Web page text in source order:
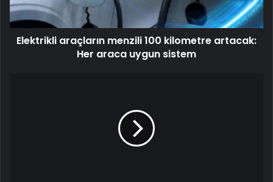
Elektrikli araçların menzili 100 kilometre artacak:
Her araca uygun sistem